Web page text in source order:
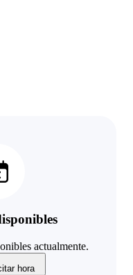
actualmente.
hora